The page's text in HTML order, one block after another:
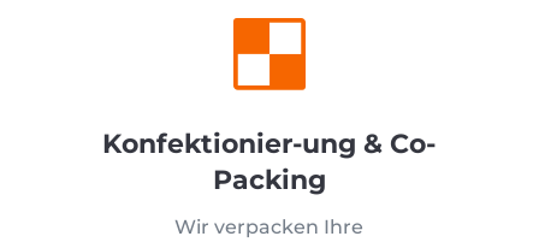

Konfektionier-ung & Co-
Packing
Wir verpacken Ihre